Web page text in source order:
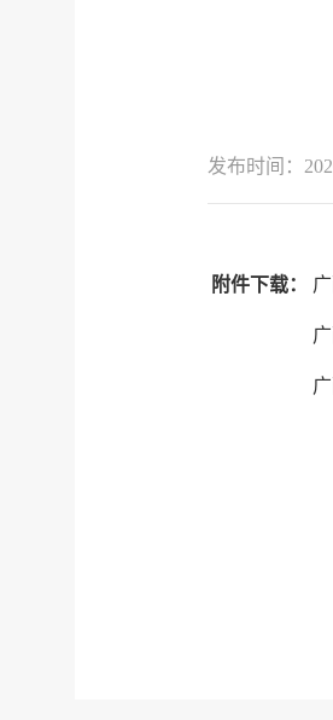
发布时间：
附件下载：